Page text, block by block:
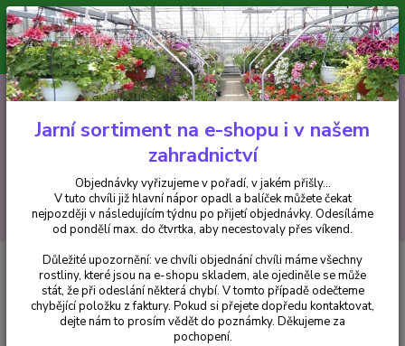
Minimální hodnota pro odeslání z e-shopu je 300 Kč.
V tuto chvíli již hlavní nápor objednávek opadl a balíček můžete čekat
nejpozději v následujícím týdnu po přijetí objednávky. Objednávky
vyřizujeme v pořadí, v jakém přišly...
CZK
Hledat
+420 602 223 614 0ks
za0 Kč
Balkónové rostliny Esmeralda (Senecio Confusus) - 1 ks
Esmeralda (Senecio Confusus) - 1
Jarní sortiment na e-shopu i v našem
zahradnictví
Objednávky vyřizujeme v pořadí, v jakém přišly...
V tuto chvíli již hlavní nápor opadl a balíček můžete čekat
nejpozději v následujícím týdnu po přijetí objednávky. Odesíláme
od pondělí max. do čtvrtka, aby necestovaly přes víkend.
Důležité upozornění: ve chvíli objednání chvíli máme všechny
rostliny, které jsou na e-shopu skladem, ale ojediněle se může
stát, že při odeslání některá chybí. V tomto případě odečteme
chybějící položku z faktury. Pokud si přejete dopředu kontaktovat,
dejte nám to prosím vědět do poznámky. Děkujeme za
pochopení.